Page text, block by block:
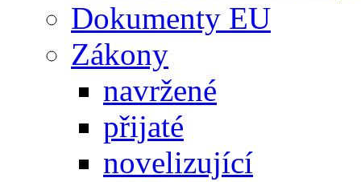
Dokumenty EU
Zákony
navržené
přijaté
novelizující